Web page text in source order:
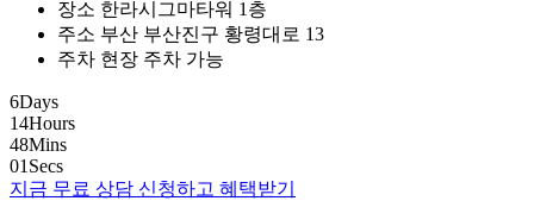
장소 한라시그마타워 1층
주소 부산 부산진구 황령대로 13
주차 현장 주차 가능
6Days
14Hours
48Mins
00 Secs
지금 무료 상담 신청하고 혜택받기